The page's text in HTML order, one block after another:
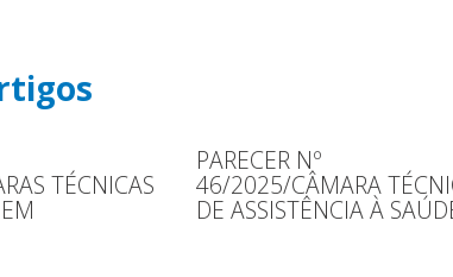
TÉCNICAS
PARECER Nº
46/2025/CÂMARA
DE ASSISTÊNCIA À